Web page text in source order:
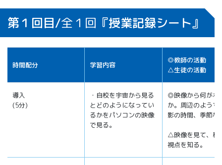
第１回目/全１回 『授業記録シート』
時間配分 学習内容
◎教師の活動
△生徒の活動
導入
(5分)
・自校を宇宙から見る
とどのようになってい
るかをパソコンの映像
で見る。
◎映像から何がわ
か。周辺のようす
影の時間、季節な
△映像を見て、科
視点を知る。